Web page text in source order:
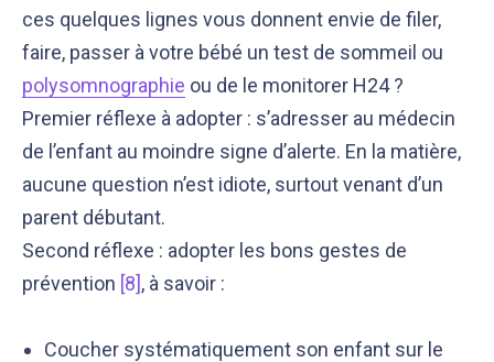
ces quelques lignes vous donnent envie de filer,
faire, passer à votre bébé un test de sommeil ou
polysomnographie ou de le monitorer H24 ?
Premier réflexe à adopter : s’adresser au médecin
de l’enfant au moindre signe d’alerte. En la matière,
aucune question n’est idiote, surtout venant d’un
parent débutant.
Second réflexe : adopter les bons gestes de
prévention [8], à savoir :
Coucher systématiquement son enfant sur le